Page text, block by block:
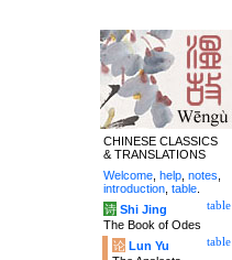
CHINESE CLASSICS
& TRANSLATIONS
Welcome help notes
introduction table
table
诗 Shi Jing
The Book of Odes
table
论 Lun Yu